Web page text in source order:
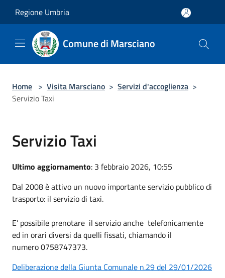
Regione Umbria
Comune di Marsciano
Home > Visita Marsciano > Servizi d'accoglienza >
Servizio Taxi
Servizio Taxi
Ultimo aggiornamento: 3 febbraio 2026, 10:55
Dal 2008 è attivo un nuovo importante servizio pubblico di
trasporto: il servizio di taxi.
E’ possibile prenotare il servizio anche telefonicamente
ed in orari diversi da quelli fissati, chiamando il
numero 0758747373.
Deliberazione della Giunta Comunale n.29 del 29/01/2026